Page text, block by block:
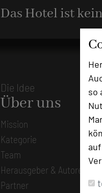
so
Das Hotel ist
Die Idee
Über uns
Mission
Kategorie
Team
Herausgeber & Autoren
Partner